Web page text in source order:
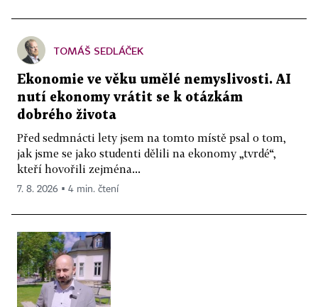
TOMÁŠ SEDLÁČEK
Ekonomie ve věku umělé nemyslivosti. AI
nutí ekonomy vrátit se k otázkám
dobrého života
Před sedmnácti lety jsem na tomto místě psal o tom,
jak jsme se jako studenti dělili na ekonomy „tvrdé“,
kteří hovořili zejména...
7. 8. 2026 ▪ 4 min. čtení